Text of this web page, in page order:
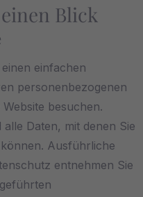
Blick
einfachen
personenbezogenen
besuchen.
Daten, mit denen Sie
Ausführliche
entnehmen Sie